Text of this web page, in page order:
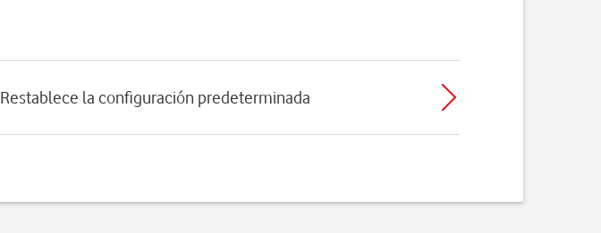
Restablece la configuración predeterminada